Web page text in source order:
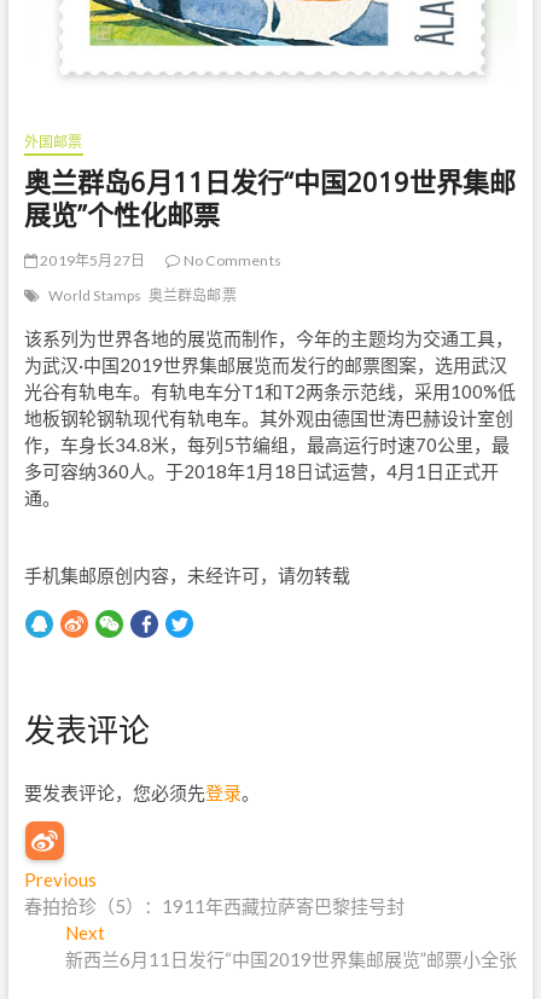
外国邮票
奥兰群岛6月11日发行“中国2019世界集邮
展览”个性化邮票
2019年5月27日
No Comments
World Stamps 奥兰群岛邮票
该系列为世界各地的展览而制作，今年的主题均为交通工具，
为武汉·中国2019世界集邮展览而发行的邮票图案，选用武汉
光谷有轨电车。有轨电车分T1和T2两条示范线，采用100%低
地板钢轮钢轨现代有轨电车。其外观由德国世涛巴赫设计室创
作，车身长34.8米，每列5节编组，最高运行时速70公里，最
多可容纳360人。于2018年1月18日试运营，4月1日正式开
通。
手机集邮原创内容，未经许可，请勿转载
发表评论
要发表评论，您必须先登录。
文
章
Previous
r
e
v
春拍拾珍（5）：1911年西藏拉萨寄巴黎挂号封
Next
e
新西兰6月11日发行“中国2019世界集邮展览”邮票小全张